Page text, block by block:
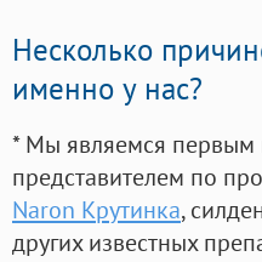
Несколько
именно у нас?
* Мы являемся первым
представителем по
Naron Крутинка,
других известных